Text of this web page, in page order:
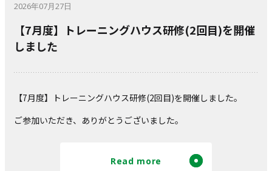
2026年07月27日
【7月度】トレーニングハウス研修(2回目)を開催
しました
【7月度】トレーニングハウス研修(2回目)を開催しました。
ご参加いただき、ありがとうございました。
Read more